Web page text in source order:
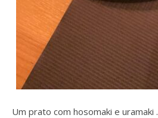
Um prato com hosomaki e uramaki .